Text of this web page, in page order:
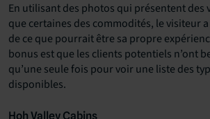
En utilisant des photos qui présentent des
que certaines des commodités, le visiteur
de ce que pourrait être sa propre
bonus est que les clients potentiels n’ont
qu’une seule fois pour voir une liste des
disponibles.
Hoh Valley Cabins